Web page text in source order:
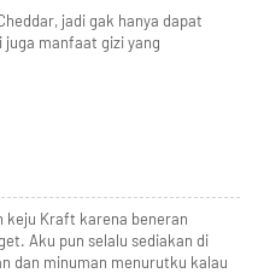
jadi gak hanya dapat
manfaat gizi yang
keju Kraft karena beneran
Aku pun selalu sediakan di
dan minuman menurutku kalau